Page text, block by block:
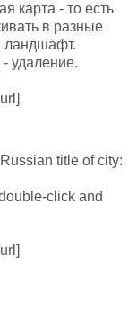
карта - то есть
в разные
ландшафт.
удаление.
title of city:
click and